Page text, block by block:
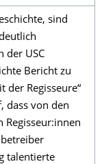
sind
der USC
Bericht zu
der Regisseure“
dass von den
Regisseur:innen
talentierte